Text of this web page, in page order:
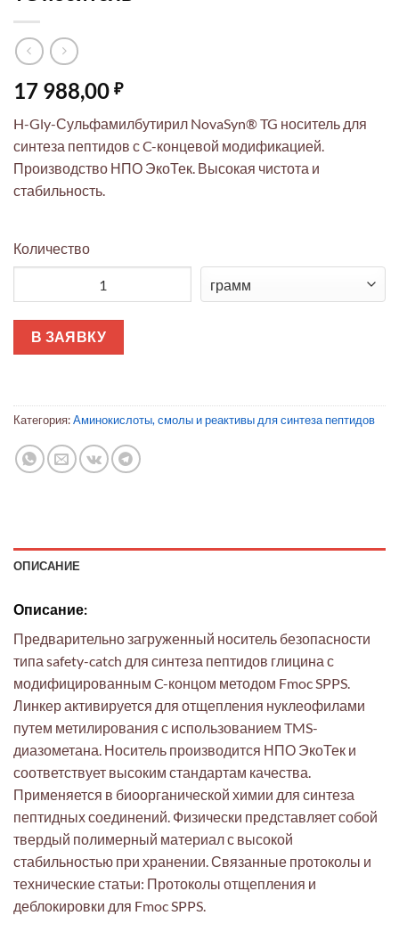
17 988,00 ₽
H-Gly-Сульфамилбутирил NovaSyn® TG носитель для
синтеза пептидов с C-концевой модификацией.
Производство НПО ЭкоТек. Высокая чистота и
стабильность.
Количество
В ЗАЯВКУ
Категория:Аминокислоты, смолы и реактивы для синтеза пептидов
ОПИСАНИЕ
Описание:
Предварительно загруженный носитель безопасности
типа safety-catch для синтеза пептидов глицина с
модифицированным C-концом методом Fmoc SPPS.
Линкер активируется для отщепления нуклеофилами
путем метилирования с использованием TMS-
диазометана. Носитель производится НПО ЭкоТек и
соответствует высоким стандартам качества.
Применяется в биоорганической химии для синтеза
пептидных соединений. Физически представляет собой
твердый полимерный материал с высокой
стабильностью при хранении. Связанные протоколы и
технические статьи: Протоколы отщепления и
деблокировки для Fmoc SPPS.